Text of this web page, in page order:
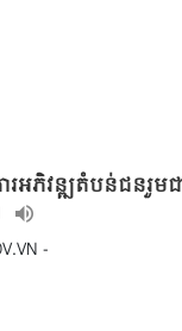
រអភិវន្ឍតំបន់ជនរួមជ
-